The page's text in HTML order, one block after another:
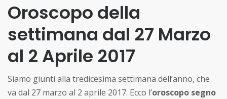
Oroscopo della
settimana dal 27 Marzo
al 2 Aprile 2017
Siamo giunti alla tredicesima settimana dell’anno, che
va dal 27 marzo al 2 aprile 2017. Ecco l’oroscopo segno